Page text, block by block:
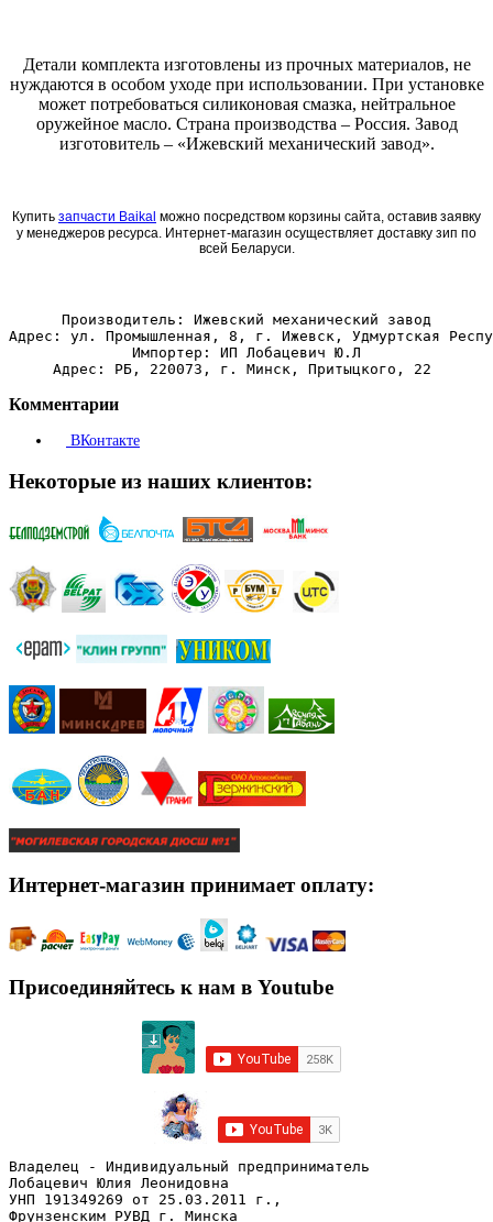
Детали комплекта изготовлены из прочных материалов, не
нуждаются в особом уходе при использовании. При установке
может потребоваться силиконовая смазка, нейтральное
оружейное масло. Страна производства – Россия. Завод
изготовитель – «Ижевский механический завод».
Купить запчасти Baikal можно посредством корзины сайта, оставив заявку
у менеджеров ресурса. Интернет-магазин осуществляет доставку зип по
всей Беларуси.
Производитель: Ижевский механический завод
Адрес: ул. Промышленная, 8, г. Ижевск, Удмуртская
Импортер: ИП Лобацевич Ю.Л
Адрес: РБ, 220073, г. Минск, Притыцкого, 22
Комментарии
ВКонтакте
Некоторые из наших клиентов:
Интернет-магазин принимает оплату:
Присоединяйтесь к нам в Youtube
Владелец - Индивидуальный предприниматель
Лобацевич Юлия Леонидовна
УНП 191349269 от 25.03.2011 г.,
Фрунзенским РУВД г. Минска